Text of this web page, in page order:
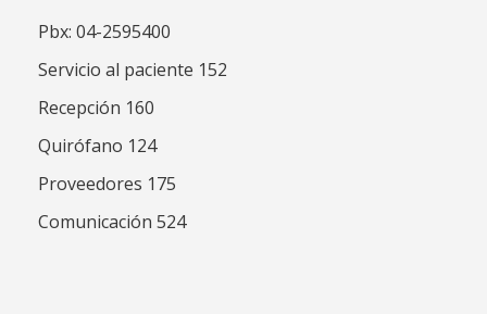
Pbx: 04-2595400
Servicio al paciente 152
Recepción 160
Quirófano 124
Proveedores 175
Comunicación 524